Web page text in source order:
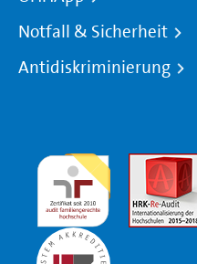
Notfall & Sicherheit
Antidiskriminierung